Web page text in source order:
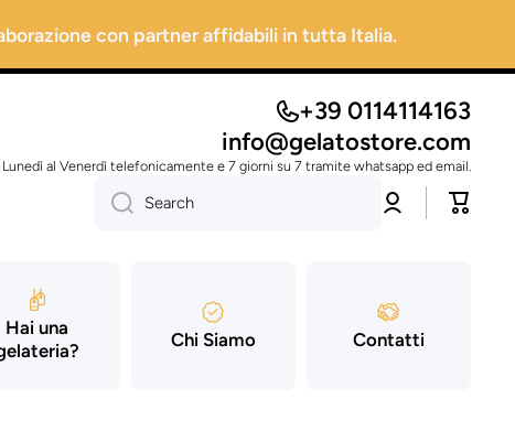
con partner affidabili in tutta Italia.
+39 0114114163
info@gelatostore.com
Lunedì al Venerdì telefonicamente e 7 giorni su 7 tramite whatsapp ed email.
Search
Sign
in
Trolley
Hai una
Chi Siamo Contatti